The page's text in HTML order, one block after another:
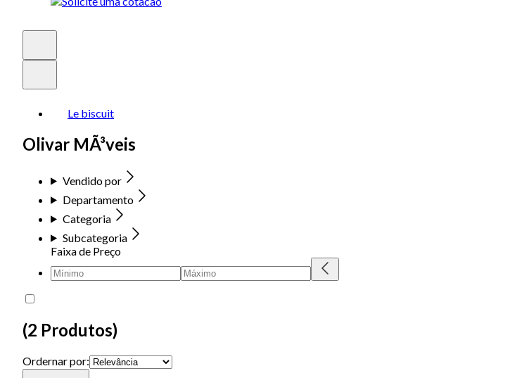
Le biscuit
Olivar MÃ³veis
Vendido por
Departamento
Categoria
Subcategoria
Faixa de Preço
(2 Produtos)
Ordernar por: